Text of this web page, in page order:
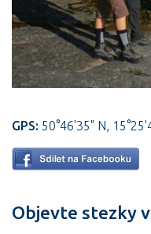
GPS: 50°46'35" N,
Objevte stezky